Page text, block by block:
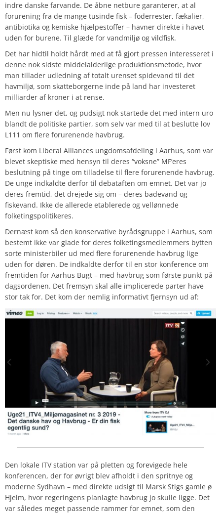
indre danske farvande. De åbne netbure garanterer, at al
forurening fra de mange tusinde fisk – foderrester, fækalier,
antibiotika og kemiske hjælpestoffer – havner direkte i havet
uden for burene. Til glæde for vandmiljø og vildfisk.
Det har hidtil holdt hårdt med at få gjort pressen interesseret i
denne nok sidste middelalderlige produktionsmetode, hvor
man tillader udledning af totalt urenset spidevand til det
havmiljø, som skatteborgerne inde på land har investeret
milliarder af kroner i at rense.
Men nu lysner det, og pudsigt nok startede det med intern uro
blandt de politiske partier, som selv var med til at beslutte lov
L111 om flere forurenende havbrug.
Først kom Liberal Alliances ungdomsafdeling i Aarhus, som var
blevet skeptiske med hensyn til deres “voksne” MF’eres
beslutning på tinge om tilladelse til flere forurenende havbrug.
De unge indkaldte derfor til debataften om emnet. Det var jo
deres fremtid, det drejede sig om – deres badevand og
fiskevand. Ikke de allerede etablerede og vellønnede
folketingspolitikeres.
Dernæst kom så den konservative byrådsgruppe i Aarhus, som
bestemt ikke var glade for deres folketingsmedlemmers bytten
sorte ministerbiler ud med flere forurenende havbrug lige
uden for døren. De indkaldte derfor til en stor konference om
fremtiden for Aarhus Bugt – med havbrug som første punkt på
dagsordenen. Det fremsyn skal alle implicerede parter have
stor tak for. Det kom der nemlig informativt fjernsyn ud af:
Den lokale ITVstation var på pletten og forevigede hele
konferencen, der for øvrigt blev afholdt i den spritnye og
moderne Sydhavn – med direkte udsigt til Marsk Stigs gamle ø
Hjelm, hvor regeringens planlagte havbrug jo skulle ligge. Det
var således meget passende rammer for emnet, som den